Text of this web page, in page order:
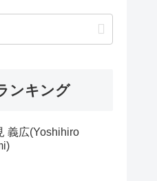
ンキング
義広(Yoshihiro